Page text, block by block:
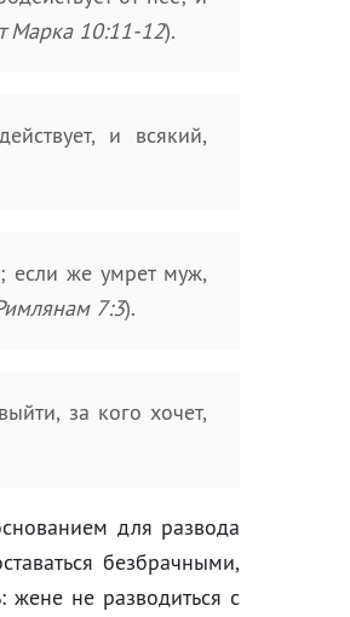
Марка 10:11-12).
и всякий,
если же умрет муж,
7:3).
за кого хочет,
для развода
безбрачными,
не разводиться с